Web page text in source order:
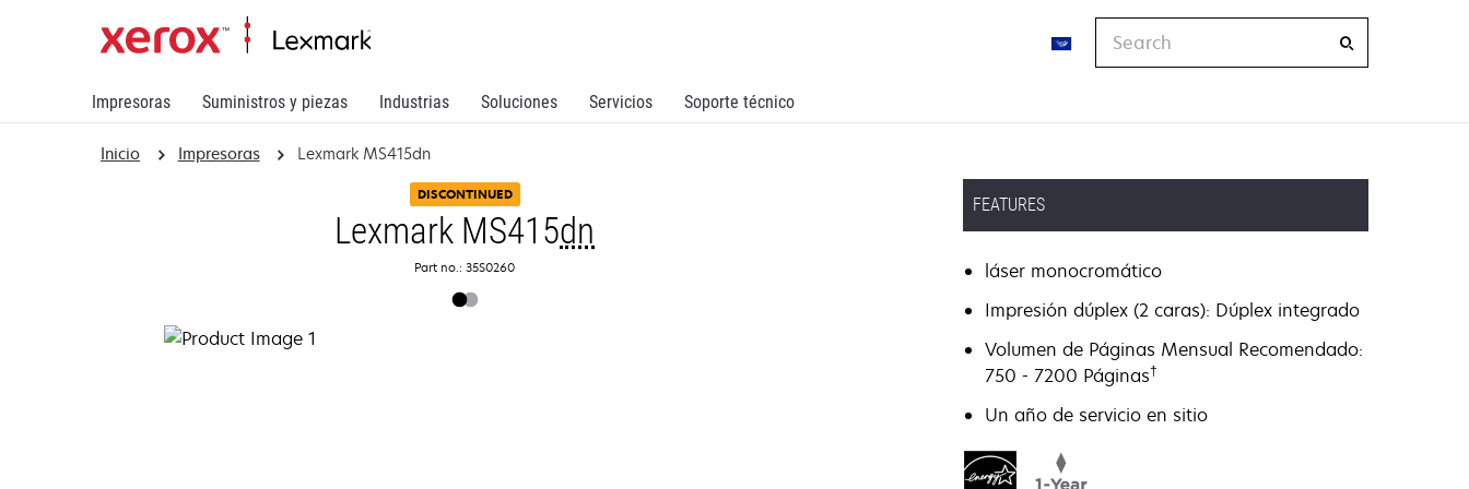
Impresoras Suministros y piezas Industrias Soluciones Servicios Soporte técnico
Inicio Impresoras Lexmark MS415dn
DISCONTINUED
Lexmark MS415dn
Part no.: 35S0260
FEATURES
láser monocromático
Impresión dúplex (2 caras): Dúplex integrado
Volumen de Páginas Mensual Recomendado:
750 - 7200 Páginas†
Un año de servicio en sitio